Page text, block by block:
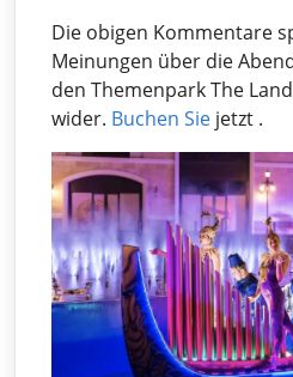
Die obigen Kommentare
Meinungen über die
den Themenpark The
wider. Buchen Sie jetzt .